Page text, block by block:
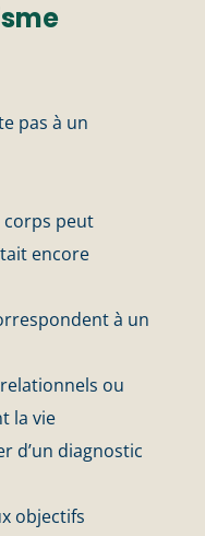
pas à un
corps peut
encore
à un
ou
la vie
d’un diagnostic
objectifs